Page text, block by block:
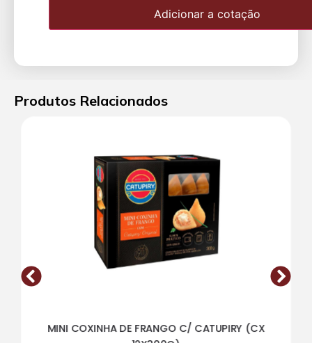
Adicionar a cotação
Produtos Relacionados
MINI COXINHA DE FRANGO C/ CATUPIRY (CX